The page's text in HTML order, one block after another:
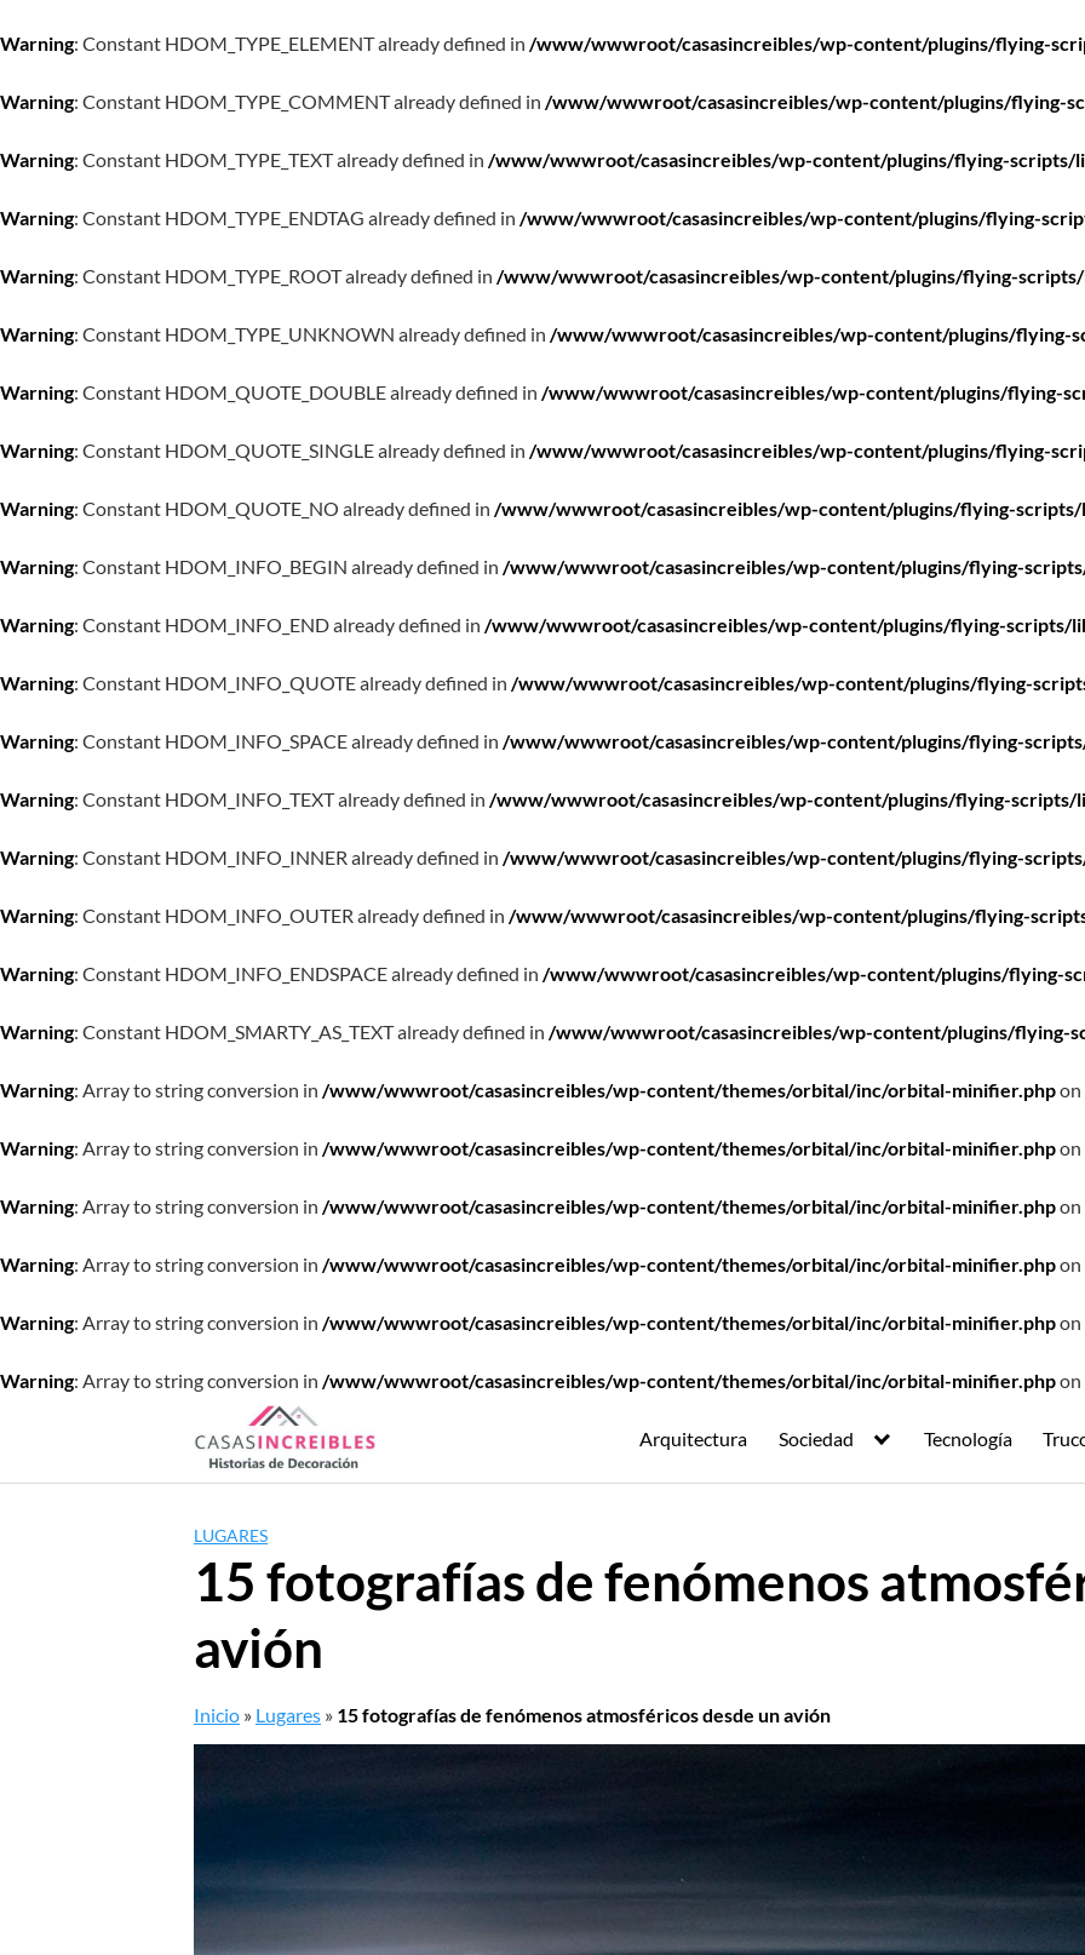
Warning: Constant HDOM_TYPE_ELEMENT already defined in /www/wwwroot/casasincreibles/wp-content/plugins/flying-
Warning: Constant HDOM_TYPE_COMMENT already defined in /www/wwwroot/casasincreibles/wp-content/plugins/flying-
Warning: Constant HDOM_TYPE_TEXT already defined in /www/wwwroot/casasincreibles/wp-content/plugins/flying-scripts/
Warning: Constant HDOM_TYPE_ENDTAG already defined in /www/wwwroot/casasincreibles/wp-content/plugins/flying-
Warning: Constant HDOM_TYPE_ROOT already defined in /www/wwwroot/casasincreibles/wp-content/plugins/flying-
Warning: Constant HDOM_TYPE_UNKNOWN already defined in /www/wwwroot/casasincreibles/wp-content/plugins/flying-
Warning: Constant HDOM_QUOTE_DOUBLE already defined in /www/wwwroot/casasincreibles/wp-content/plugins/flying-
Warning: Constant HDOM_QUOTE_SINGLE already defined in /www/wwwroot/casasincreibles/wp-content/plugins/flying-
Warning: Constant HDOM_QUOTE_NO already defined in /www/wwwroot/casasincreibles/wp-content/plugins/flying-scripts/
Warning: Constant HDOM_INFO_BEGIN already defined in /www/wwwroot/casasincreibles/wp-content/plugins/flying-
Warning: Constant HDOM_INFO_END already defined in /www/wwwroot/casasincreibles/wp-content/plugins/flying-scripts/
Warning: Constant HDOM_INFO_QUOTE already defined in /www/wwwroot/casasincreibles/wp-content/plugins/flying-
Warning: Constant HDOM_INFO_SPACE already defined in /www/wwwroot/casasincreibles/wp-content/plugins/flying-
Warning: Constant HDOM_INFO_TEXT already defined in /www/wwwroot/casasincreibles/wp-content/plugins/flying-scripts/
Warning: Constant HDOM_INFO_INNER already defined in /www/wwwroot/casasincreibles/wp-content/plugins/flying-
Warning: Constant HDOM_INFO_OUTER already defined in /www/wwwroot/casasincreibles/wp-content/plugins/flying-
Warning: Constant HDOM_INFO_ENDSPACE already defined in /www/wwwroot/casasincreibles/wp-content/plugins/flying-
Warning: Constant HDOM_SMARTY_AS_TEXT already defined in /www/wwwroot/casasincreibles/wp-content/plugins/flying-
Warning: Array to string conversion in /www/wwwroot/casasincreibles/wp-content/themes/orbital/inc/orbital-minifier.phpon
Warning: Array to string conversion in /www/wwwroot/casasincreibles/wp-content/themes/orbital/inc/orbital-minifier.phpon
Warning: Array to string conversion in /www/wwwroot/casasincreibles/wp-content/themes/orbital/inc/orbital-minifier.phpon
Warning: Array to string conversion in /www/wwwroot/casasincreibles/wp-content/themes/orbital/inc/orbital-minifier.phpon
Warning: Array to string conversion in /www/wwwroot/casasincreibles/wp-content/themes/orbital/inc/orbital-minifier.phpon
Warning: Array to string conversion in /www/wwwroot/casasincreibles/wp-content/themes/orbital/inc/orbital-minifier.phpon
Arquitectura Sociedad Tecnología
LUGARES
15 fotografías de fenómenos
avión
Inicio » Lugares » 15 fotografías de fenómenos atmosféricos desde un avión